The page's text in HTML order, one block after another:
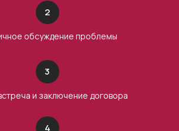
2
обсуждение проблемы
3
и заключение договора
4